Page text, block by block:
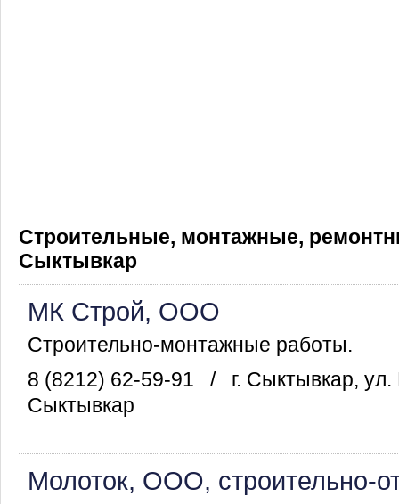
Строительные, монтажные,
Сыктывкар
МК Строй, ООО
Строительно-монтажные работы.
8 (8212) 62-59-91
/
г. Сыктывкар,
Сыктывкар
Молоток, ООО, строительно-